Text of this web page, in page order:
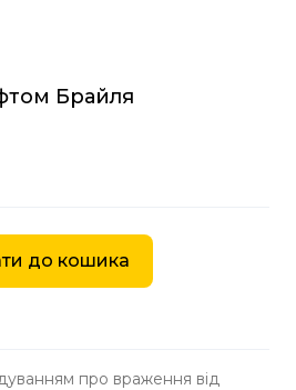
Брайля
до кошика
про враження від